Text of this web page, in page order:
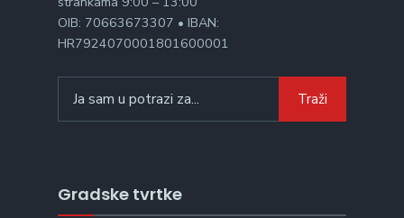
OIB: 70663673307 • IBAN:
HR7924070001801600001
for:
Traži
Gradske tvrtke